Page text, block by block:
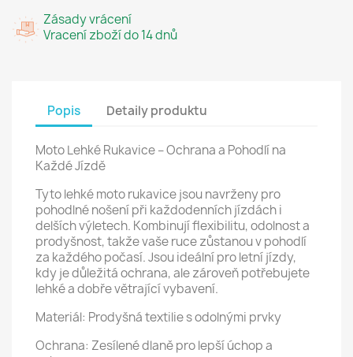
Zásady vrácení
Vracení zboží do 14 dnů
Popis Detaily produktu
Moto Lehké Rukavice – Ochrana a Pohodlí na
Každé Jízdě
Tyto lehké moto rukavice jsou navrženy pro
pohodlné nošení při každodenních jízdách i
delších výletech. Kombinují flexibilitu, odolnost a
prodyšnost, takže vaše ruce zůstanou v pohodlí
za každého počasí. Jsou ideální pro letní jízdy,
kdy je důležitá ochrana, ale zároveň potřebujete
lehké a dobře větrající vybavení.
Materiál: Prodyšná textilie s odolnými prvky
Ochrana: Zesílené dlaně pro lepší úchop a